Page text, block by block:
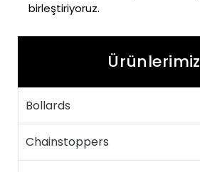
Ürünlerimiz
Bollards
Chainstoppers
birleştiriyoruz.